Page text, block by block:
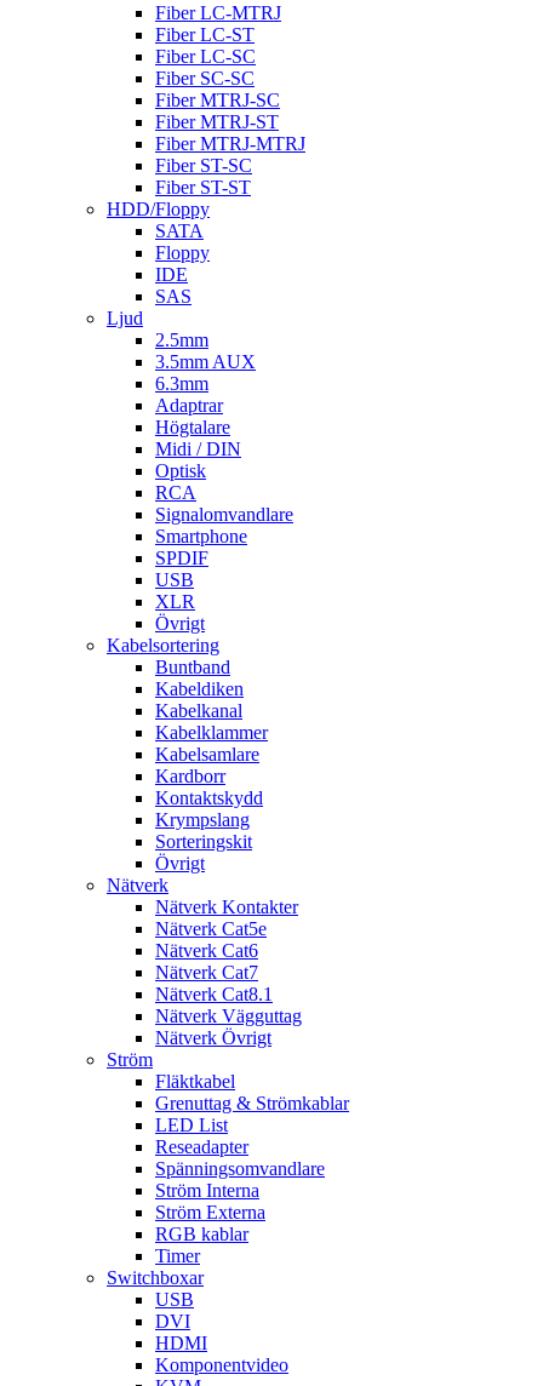
Fiber LC-MTRJ
Fiber LC-ST
Fiber LC-SC
Fiber SC-SC
Fiber MTRJ-SC
Fiber MTRJ-ST
Fiber MTRJ-MTRJ
Fiber ST-SC
Fiber ST-ST
HDD/Floppy
SATA
Floppy
IDE
SAS
Ljud
2.5mm
3.5mm AUX
6.3mm
Adaptrar
Högtalare
Midi / DIN
Optisk
RCA
Signalomvandlare
Smartphone
SPDIF
USB
XLR
Övrigt
Kabelsortering
Buntband
Kabeldiken
Kabelkanal
Kabelklammer
Kabelsamlare
Kardborr
Kontaktskydd
Krympslang
Sorteringskit
Övrigt
Nätverk
Nätverk Kontakter
Nätverk Cat5e
Nätverk Cat6
Nätverk Cat7
Nätverk Cat8.1
Nätverk Vägguttag
Nätverk Övrigt
Ström
Fläktkabel
Grenuttag & Strömkablar
LED List
Reseadapter
Spänningsomvandlare
Ström Interna
Ström Externa
RGB kablar
Timer
Switchboxar
USB
DVI
HDMI
Komponentvideo